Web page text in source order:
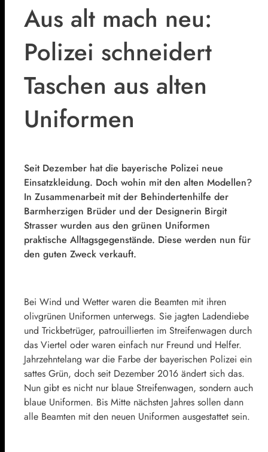
Aus alt mach neu:
Polizei schneidert
Taschen aus alten
Uniformen
Seit Dezember hat die bayerische Polizei neue
Einsatzkleidung. Doch wohin mit den alten Modellen?
In Zusammenarbeit mit der Behindertenhilfe der
Barmherzigen Brüder und der Designerin Birgit
Strasser wurden aus den grünen Uniformen
praktische Alltagsgegenstände. Diese werden nun für
den guten Zweck verkauft.
Bei Wind und Wetter waren die Beamten mit ihren
olivgrünen Uniformen unterwegs. Sie jagten Ladendiebe
und Trickbetrüger, patrouillierten im Streifenwagen durch
das Viertel oder waren einfach nur Freund und Helfer.
Jahrzehntelang war die Farbe der bayerischen Polizei ein
sattes Grün, doch seit Dezember 2016 ändert sich das.
Nun gibt es nicht nur blaue Streifenwagen, sondern auch
blaue Uniformen. Bis Mitte nächsten Jahres sollen dann
alle Beamten mit den neuen Uniformen ausgestattet sein.